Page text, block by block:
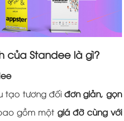
của Standee là gì?
tạo tương đốiđơn giản, gọn
gồm một giá đỡ cùng với